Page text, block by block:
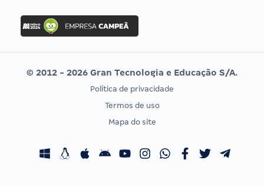
Concurso Ibama
Concurso MPU
Editais publicados
Vunesp
CONCURSOS POR PROFISSÃO
Concursos Fiscais
EXAME DE ORDEM
Calendário OAB
© 2012 - 2026 Gran Tecnologia e Educação S/A.
Política de privacidade
Termos de uso
Mapa do site